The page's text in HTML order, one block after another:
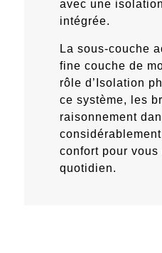
avec une
intégrée.
La sous-couche
fine couche de
rôle d’Isolation
ce système,
les
raisonnement
confort pour
quotidien.